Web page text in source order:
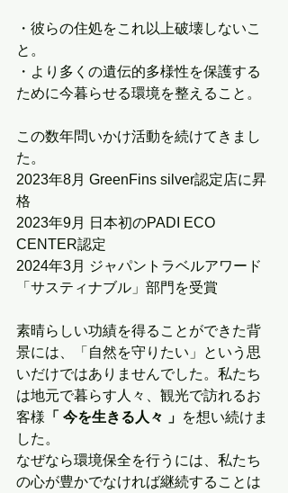
・彼らの住処をこれ以上破壊しないこ
と。
・より多くの遺伝的多様性を保護する
ために今暮らせる環境を整えること。
この数年問いかけ活動を続けてきまし
た。
2023年8月 GreenFins silver認定店に昇
格
2023年9月 日本初のPADI ECO
CENTER認定
2024年3月 ジャパントラベルアワード
「サスティナブル」部門を受賞
素晴らしい功績を得ることができた背
景には、「自然を守りたい」という思
いだけではありませんでした。私たち
は地元で暮らす人々、観光で訪れるお
客様 「 今を生きる人々 」 を想い続けま
した。
なぜなら環境保全を行うには、私たち
の心が豊かでなければ継続することは